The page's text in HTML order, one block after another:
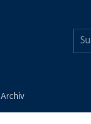
Archiv